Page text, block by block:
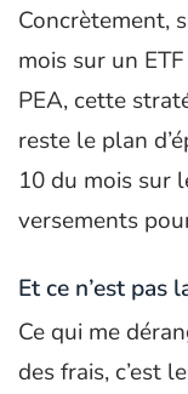
Concrètement,
mois sur un
PEA, cette
reste le plan
10 du mois sur
versements
Et ce n’est pas
Ce qui me
des frais, c’est